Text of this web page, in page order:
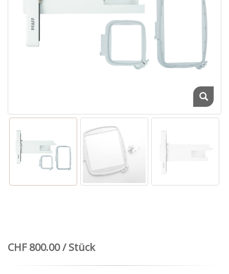
CHF 800.00 / Stück